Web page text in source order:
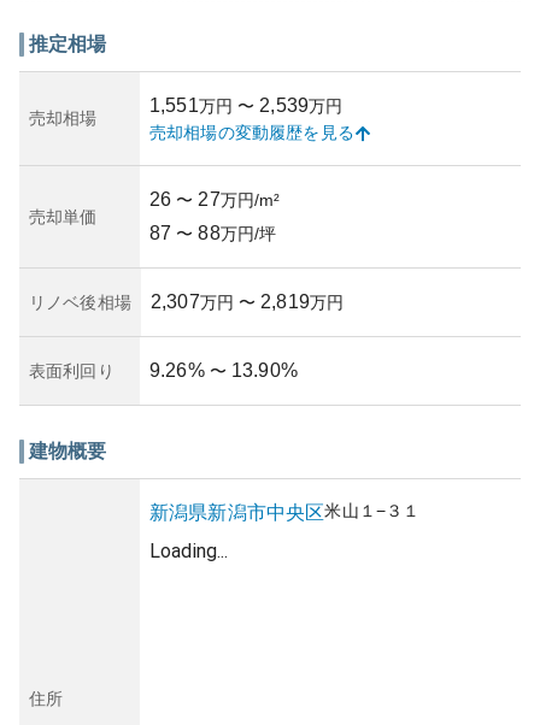
推定相場
売却相場
1,551万円 〜 2,539万円
売却相場の変動履歴を見る
売却単価
26 〜 27万円/m²
87 〜 88万円/坪
リノベ後相場 2,307万円 〜 2,819万円
表面利回り 9.26% 〜 13.90%
建物概要
住所
新潟県新潟市中央区米山 １−３１
Loading...